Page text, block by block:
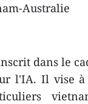
dans le
l'IA. Il vise